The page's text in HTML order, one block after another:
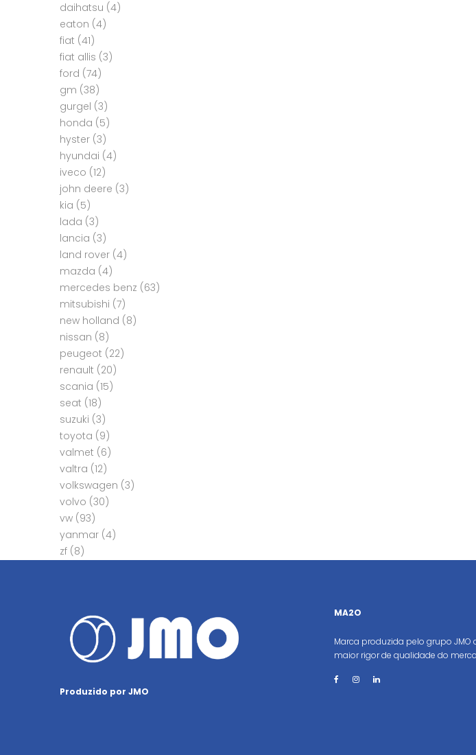
daihatsu (4)
eaton (4)
fiat (41)
fiat allis (3)
ford (74)
gm (38)
gurgel (3)
honda (5)
hyster (3)
hyundai (4)
iveco (12)
john deere (3)
kia (5)
lada (3)
lancia (3)
land rover (4)
mazda (4)
mercedes benz (63)
mitsubishi (7)
new holland (8)
nissan (8)
peugeot (22)
renault (20)
scania (15)
seat (18)
suzuki (3)
toyota (9)
valmet (6)
valtra (12)
volkswagen (3)
volvo (30)
vw (93)
yanmar (4)
zf (8)
Produzido por JMO
MA2O
Marca produzida pelo grupo JMO
maior rigor de qualidade do